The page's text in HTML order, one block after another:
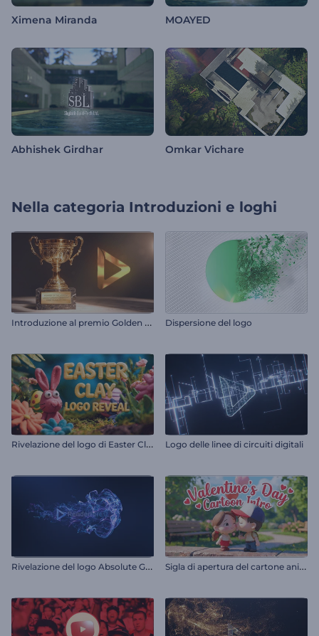
Ximena Miranda MOAYED
Abhishek Girdhar Omkar Vichare
Nella categoria Introduzioni e loghi
I
ntroduzione al premio Golden Trophy Dispersione del logo
R
ivelazione del logo di Easter Clay Logo delle linee di circuiti digitali
R
ivelazione del logo Absolute Glow S
igla di apertura del cartone animato di San Valentino